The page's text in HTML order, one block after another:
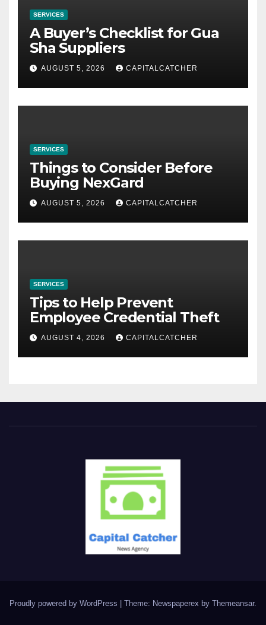
SERVICES
A Buyer’s Checklist for Gua
Sha Suppliers
AUGUST 5, 2026 CAPITALCATCHER
SERVICES
Things to Consider Before
Buying NexGard
AUGUST 5, 2026 CAPITALCATCHER
SERVICES
Tips to Help Prevent
Employee Credential Theft
AUGUST 4, 2026 CAPITALCATCHER
Proudly powered by WordPress Theme: Newspaperex by Themeansar.